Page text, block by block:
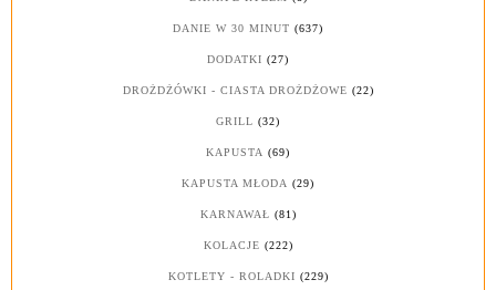
DANIE W 30 MINUT (637)
DODATKI (27)
DROŻDŻÓWKI - CIASTA DROŻDŻOWE (22)
GRILL (32)
KAPUSTA (69)
KAPUSTA MŁODA (29)
KARNAWAŁ (81)
KOLACJE (222)
KOTLETY - ROLADKI (229)